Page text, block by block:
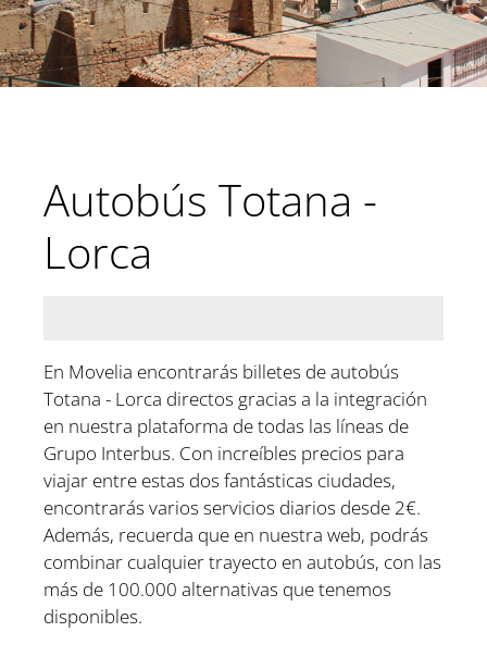
Autobús Totana -
Lorca
En Movelia encontrarás billetes de autobús
Totana - Lorca directos gracias a la integración
en nuestra plataforma de todas las líneas de
Grupo Interbus. Con increíbles precios para
viajar entre estas dos fantásticas ciudades,
encontrarás varios servicios diarios desde 2€.
Además, recuerda que en nuestra web, podrás
combinar cualquier trayecto en autobús, con las
más de 100.000 alternativas que tenemos
disponibles.